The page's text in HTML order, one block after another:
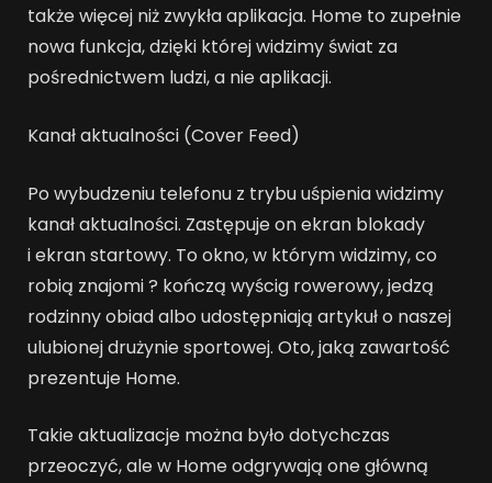
także więcej niż zwykła aplikacja. Home to zupełnie
nowa funkcja, dzięki której widzimy świat za
pośrednictwem ludzi, a nie aplikacji.
Kanał aktualności (Cover Feed)
Po wybudzeniu telefonu z trybu uśpienia widzimy
kanał aktualności. Zastępuje on ekran blokady
i ekran startowy. To okno, w którym widzimy, co
robią znajomi ? kończą wyścig rowerowy, jedzą
rodzinny obiad albo udostępniają artykuł o naszej
ulubionej drużynie sportowej. Oto, jaką zawartość
prezentuje Home.
Takie aktualizacje można było dotychczas
przeoczyć, ale w Home odgrywają one główną